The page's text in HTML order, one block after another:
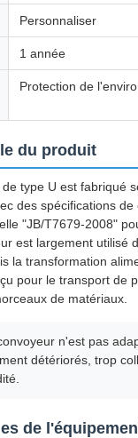
Personnaliser
1 année
Protection de
du produit
type U est fabriqué
des spécifications
"JB/T7679-2008"
est largement utilisé
la transformation
pour le transport de
de matériaux.
n'est pas
détériorés, trop
de